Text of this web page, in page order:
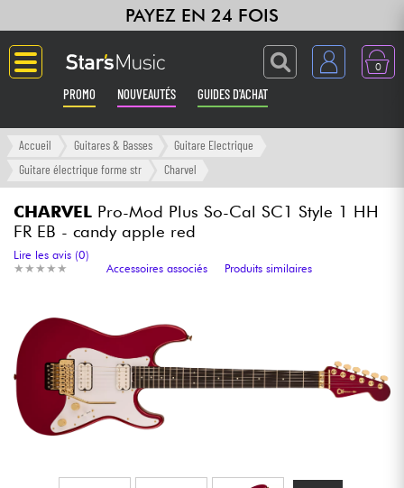
PAYEZ EN 24 FOIS
0
PROMO NOUVEAUTÉS GUIDES D'ACHAT
Langue
Amplis & Effets
Synthés & Sampleurs
Home Studio
Casques
Accueil Guitares & Basses
Guitare Electrique
Guitare électrique forme str
Charvel
CHARVEL Pro-Mod Plus So-Cal SC1 Style 1 HH
FR EB - candy apple red
★ ★ ★ ★ ★
★ ★ ★ ★ ★
Lire les avis (0)
Accessoires associés
Produits similaires